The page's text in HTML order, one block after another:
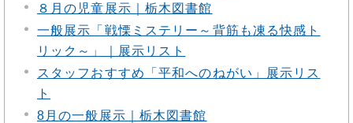
８月の児童展示｜栃木図書館
一般展示「戦慄ミステリー～背筋も凍る快感ト
リック～」｜展示リスト
スタッフおすすめ「平和へのねがい」展示リス
ト
8月の一般展示｜栃木図書館